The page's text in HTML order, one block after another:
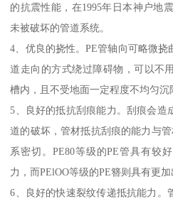
的抗震性能，在1995年日本神户地
未被破坏的管道系统。
4、优良的挠性。PE管轴向可略微
道走向的方式绕过障碍物，可以不
槽内，且不受地面一定程度不均匀沉
5、良好的抵抗刮痕能力。刮痕会造
道的破坏，管材抵抗刮痕的能力与
系密切。PE80等级的PE管具有较
力，而PElOO等级的PE簪则具有更加
6、良好的快速裂纹传递抵抗能力。